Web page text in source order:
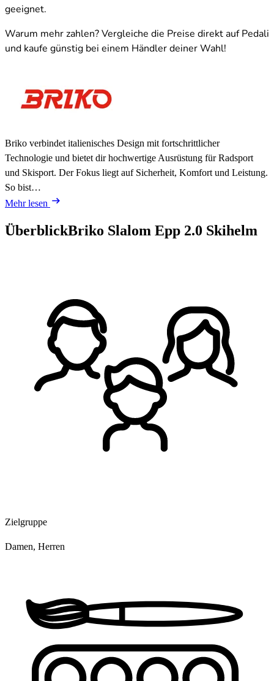
geeignet.
Warum mehr zahlen? Vergleiche die Preise direkt auf Pedali
und kaufe günstig bei einem Händler deiner Wahl!
Briko verbindet italienisches Design mit fortschrittlicher
Technologie und bietet dir hochwertige Ausrüstung für Radsport
und Skisport. Der Fokus liegt auf Sicherheit, Komfort und Leistung.
So bist…
Mehr lesen
ÜberblickBriko Slalom Epp 2.0 Skihelm
Zielgruppe
Damen, Herren